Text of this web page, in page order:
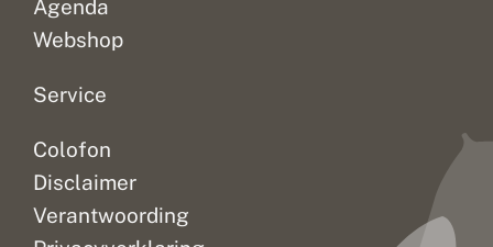
Agenda
Webshop
Service
Colofon
Disclaimer
Verantwoording